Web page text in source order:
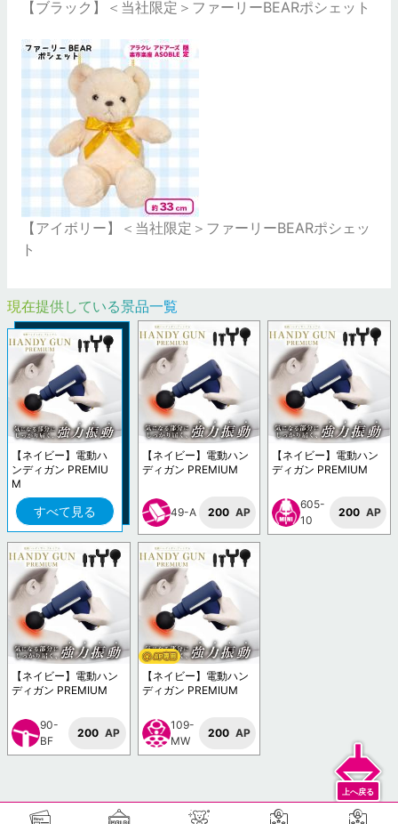
【ブラック】＜当社限定＞ファーリーBEARポシェット
【アイボリー】＜当社限定＞ファーリーBEARポシェッ
ト
現在提供している景品一覧
【ネイビー】電動ハ
ンディガン PREMIU
M
すべて見る
【ネイビー】電動ハン
ディガン PREMIUM
49-A 200 AP
【ネイビー】電動ハン
ディガン PREMIUM
605-
10
200 AP
【ネイビー】電動ハン
ディガン PREMIUM
90-
BF
200 AP
【ネイビー】電動ハン
ディガン PREMIUM
109-
MW
200 AP